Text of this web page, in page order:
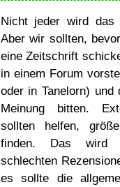
Nicht jeder wird das
Aber wir sollten,
eine Zeitschrift
in einem Forum
oder in Tanelorn) und
Meinung bitten.
sollten helfen,
finden. Das
schlechten
es sollte die